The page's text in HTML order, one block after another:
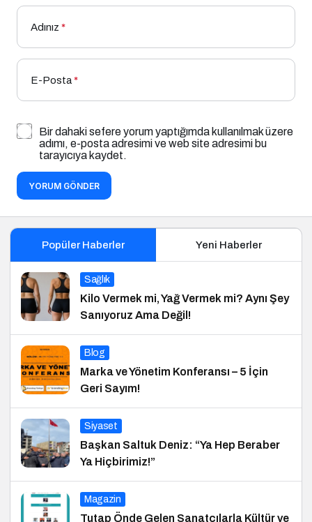
Adınız *
E-Posta*
Bir dahaki sefere yorum yaptığımda kullanılmak üzere
adımı, e-posta adresimi ve web site adresimi bu
tarayıcıya kaydet.
YORUM GÖNDER
Popüler Haberler Yeni Haberler
Sağlık
Kilo Vermek mi, Yağ Vermek mi? Aynı Şey
Sanıyoruz Ama Değil!
Blog
Marka ve Yönetim Konferansı – 5 İçin
Geri Sayım!
Siyaset
Başkan Saltuk Deniz: “Ya Hep Beraber
Ya Hiçbirimiz!”
Magazin
Tutap Önde Gelen Sanatçılarla Kültür ve